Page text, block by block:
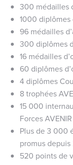
300 médailles
1000 diplômes
96 médailles
300 diplômes
16 médailles
60 diplômes
4 diplômes
8 trophées
15 000
Forces
Plus de 3 000
promus
520 points de